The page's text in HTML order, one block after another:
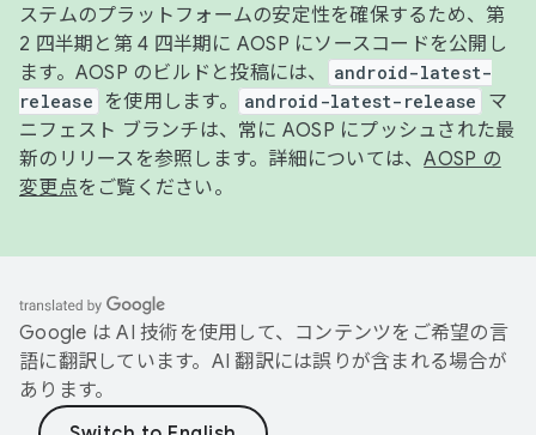
ステムのプラットフォームの安定性を確保するため、第
2 四半期と第 4 四半期に AOSP にソースコードを公開し
ます。AOSP のビルドと投稿には、
android-latest-
release
を使用します。 android-latest-release
マ
ニフェスト ブランチは、常に AOSP にプッシュされた最
新のリリースを参照します。詳細については、AOSP の
変更点をご覧ください。
Google は AI 技術を使用して、コンテンツをご希望の言
語に翻訳しています。AI 翻訳には誤りが含まれる場合が
あります。